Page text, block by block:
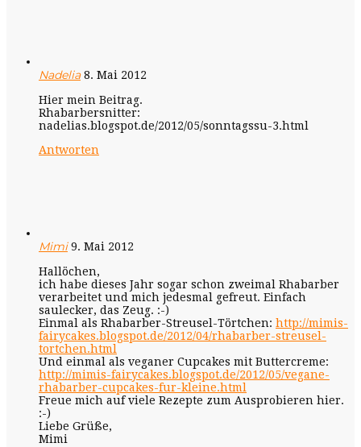
Nadelia 8. Mai 2012
Hier mein Beitrag.
Rhabarbersnitter:
nadelias.blogspot.de/2012/05/sonntagssu-3.html
Antworten
Mimi 9. Mai 2012
Hallöchen,
ich habe dieses Jahr sogar schon zweimal Rhabarber
verarbeitet und mich jedesmal gefreut. Einfach
saulecker, das Zeug. :-)
Einmal als Rhabarber-Streusel-Törtchen: http://mimis-
fairycakes.blogspot.de/2012/04/rhabarber-streusel-
tortchen.html
Und einmal als veganer Cupcakes mit Buttercreme:
http://mimis-fairycakes.blogspot.de/2012/05/vegane-
rhabarber-cupcakes-fur-kleine.html
Freue mich auf viele Rezepte zum Ausprobieren hier.
:-)
Liebe Grüße,
Mimi